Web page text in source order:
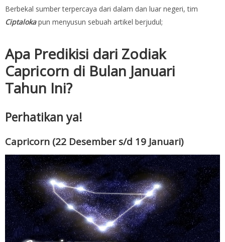
Berbekal sumber terpercaya dari dalam dan luar negeri, tim
Ciptalokapun menyusun sebuah artikel berjudul;
Apa Predikisi dari Zodiak
Capricorn di Bulan Januari
Tahun Ini?
Perhatikan ya!
Capricorn (22 Desember s/d 19 Januari)